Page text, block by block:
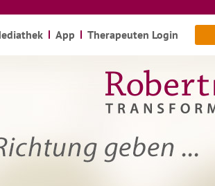
App Therapeuten Login